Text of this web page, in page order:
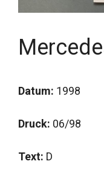
Datum: 1998
Druck: 06/98
Text: D